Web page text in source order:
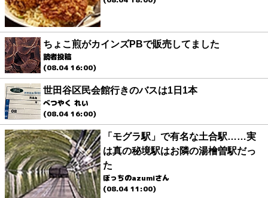
ちょこ煎がカインズPBで販売してました
読者投稿
(08.04 16:00)
世田谷区民会館行きのバスは1日1本
べつやく れい
(08.04 16:00)
「モグラ駅」で有名な土合駅……実
は真の秘境駅はお隣の湯檜曽駅だっ
た
ぼっちのazumiさん
(08.04 11:00)